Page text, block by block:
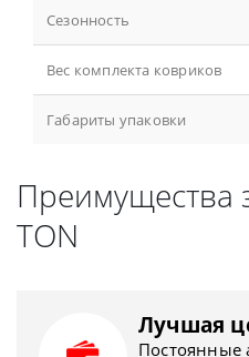
Сезонность
Вес комплекта ковриков
Габариты упаковки
Преимущества
TON
Лучшая
Постоянные